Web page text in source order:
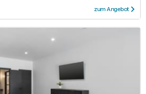
zum Angebot